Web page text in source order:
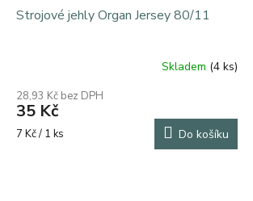
Strojové jehly Organ Jersey 80/11
Skladem (4 ks)
28,93 Kč bez DPH
35 Kč
Měrná
7 Kč / 1 ks Do košíku